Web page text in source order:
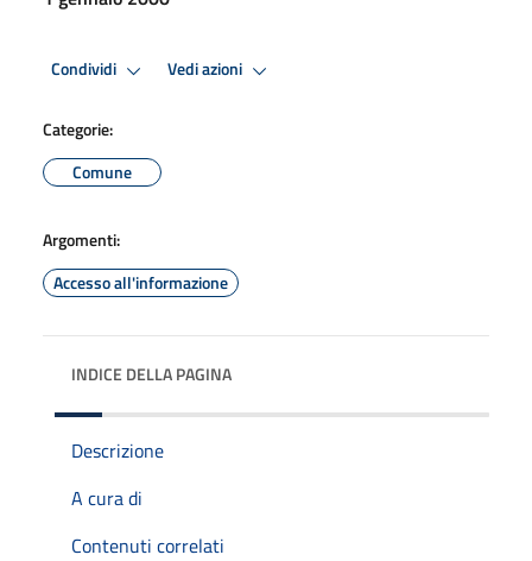
Condividi Vedi azioni
Categorie:
Comune
Argomenti:
Accesso all'informazione
INDICE DELLA PAGINA
Descrizione
A cura di
Contenuti correlati